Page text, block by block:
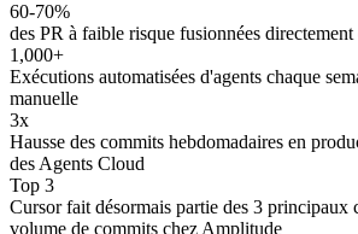
60-70%
des PR à faible risque fusionnées
1,000+
Exécutions automatisées d'agents chaque
manuelle
3x
Hausse des commits hebdomadaires en
des Agents Cloud
Top 3
Cursor fait désormais partie des 3 principaux
volume de commits chez Amplitude